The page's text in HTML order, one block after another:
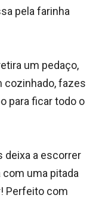
pela farinha
um pedaço,
cozinhado, fazes
para ficar todo o
deixa a escorrer
uma pitada
Perfeito com